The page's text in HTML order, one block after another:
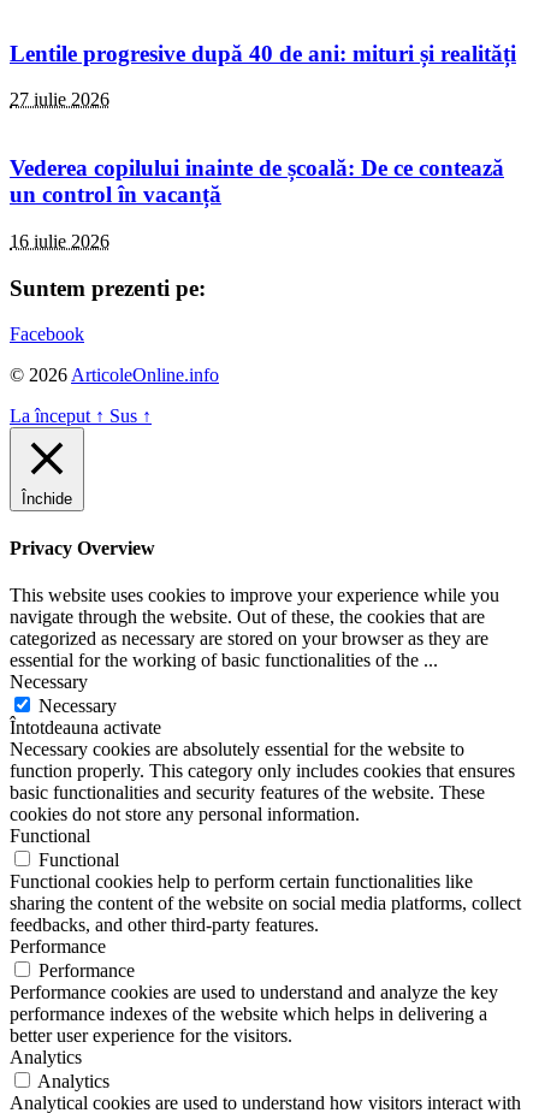
Lentile progresive după 40 de ani: mituri și realități
27 iulie 2026
Vederea copilului inainte de școală: De ce contează
un control în vacanță
16 iulie 2026
Suntem prezenti pe:
Facebook
© 2026 ArticoleOnline.info
La început ↑ Sus ↑
Închide
Privacy Overview
This website uses cookies to improve your experience while you
navigate through the website. Out of these, the cookies that are
categorized as necessary are stored on your browser as they are
essential for the working of basic functionalities of the ...
Necessary
Necessary
Întotdeauna activate
Necessary cookies are absolutely essential for the website to
function properly. This category only includes cookies that ensures
basic functionalities and security features of the website. These
cookies do not store any personal information.
Functional
Functional
Functional cookies help to perform certain functionalities like
sharing the content of the website on social media platforms, collect
feedbacks, and other third-party features.
Performance
Performance
Performance cookies are used to understand and analyze the key
performance indexes of the website which helps in delivering a
better user experience for the visitors.
Analytics
Analytics
Analytical cookies are used to understand how visitors interact with